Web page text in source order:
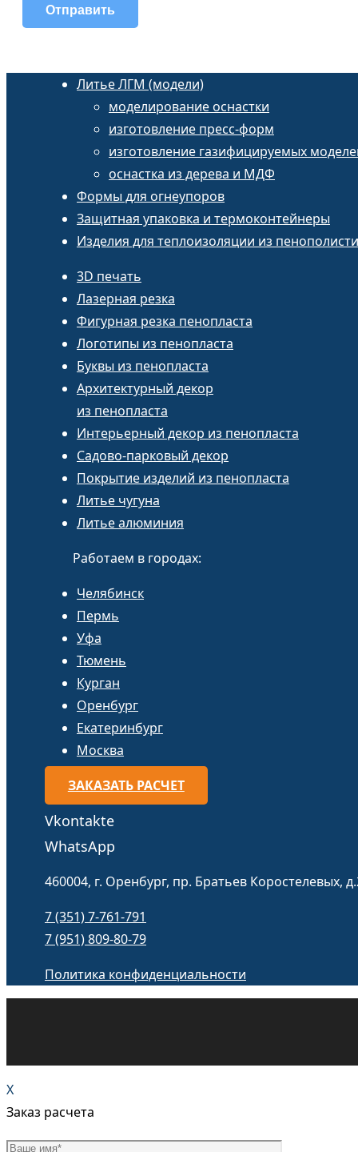
Литье ЛГМ (модели)
моделирование оснастки
изготовление пресс-форм
изготовление газифицируемых
оснастка из дерева и МДФ
Формы для огнеупоров
Защитная упаковка и термоконтейнеры
Изделия для теплоизоляции из
3D печать
Лазерная резка
Фигурная резка пенопласта
Логотипы из пенопласта
Буквы из пенопласта
Архитектурный декор
из пенопласта
Интерьерный декор из пенопласта
Садово-парковый декор
Покрытие изделий из пенопласта
Литье чугуна
Литье алюминия
Работаем в городах:
Челябинск
Пермь
Уфа
Тюмень
Курган
Оренбург
Екатеринбург
Москва
ЗАКАЗАТЬ РАСЧЕТ
Vkontakte
WhatsApp
460004, г. Оренбург, пр. Братьев Коростелевых,
7 (351) 7-761-791
7 (951) 809-80-79
Политика конфиденциальности
X
Заказ расчета